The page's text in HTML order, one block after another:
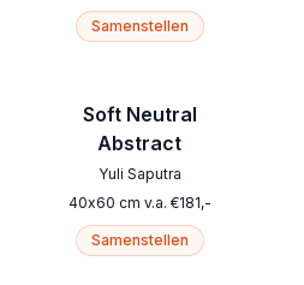
Samenstellen
Soft Neutral
Abstract
Yuli Saputra
40x60 cm v.a. €181,-
Samenstellen